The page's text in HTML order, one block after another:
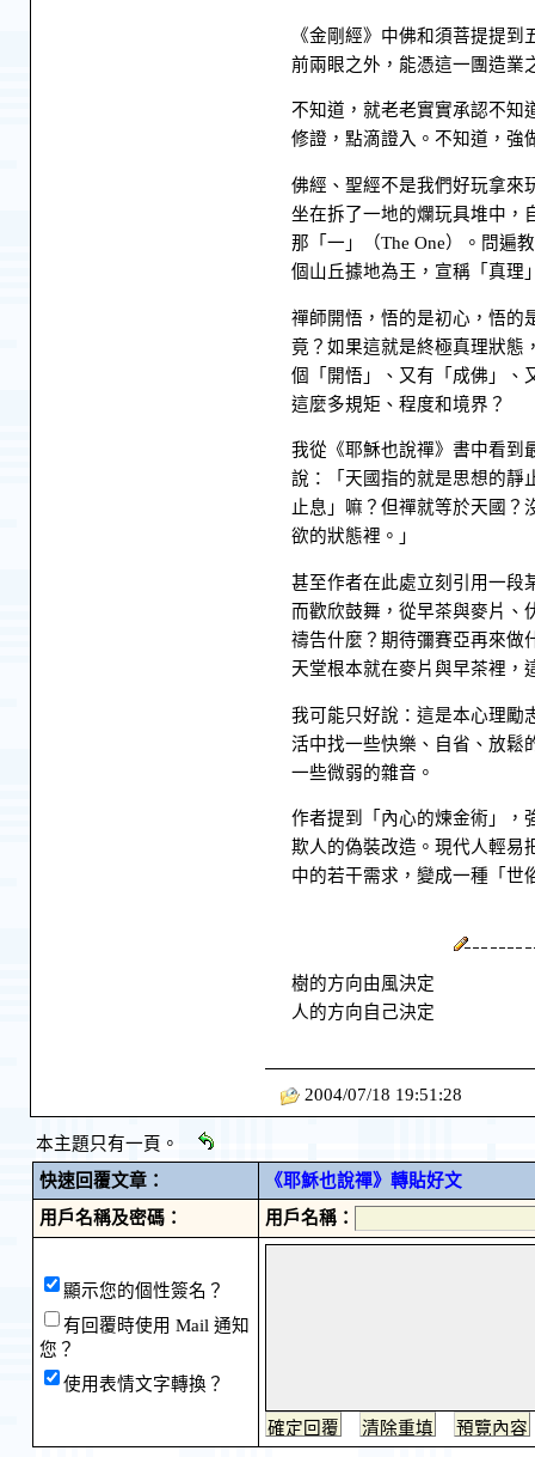
《金剛經》中佛和須菩提提
前兩眼之外，能憑這一團造業
不知道，就老老實實承認不知
修證，點滴證入。不知道，強
佛經、聖經不是我們好玩拿來
坐在拆了一地的爛玩具堆中，
那「一」（The One）。問遍
個山丘據地為王，宣稱「真理
禪師開悟，悟的是初心，悟的
竟？如果這就是終極真理狀態
個「開悟」、又有「成佛」、
這麼多規矩、程度和境界？
我從《耶穌也說禪》書中看到
說：「天國指的就是思想的靜
止息」嘛？但禪就等於天國？
欲的狀態裡。」
甚至作者在此處立刻引用一段
而歡欣鼓舞，從早茶與麥片、
禱告什麼？期待彌賽亞再來做
天堂根本就在麥片與早茶裡，
我可能只好說：這是本心理勵
活中找一些快樂、自省、放鬆
一些微弱的雜音。
作者提到「內心的煉金術」，
欺人的偽裝改造。現代人輕易
中的若干需求，變成一種「世
樹的方向由風決定
人的方向自己決定
2004/07/18 19:51:28
本主題只有一頁。
快速回覆文章：
《耶穌也說禪》轉貼好文
用戶名稱及密碼：
用戶名稱：
顯示您的個性簽名？
有回覆時使用 Mail 通知
您？
使用表情文字轉換？